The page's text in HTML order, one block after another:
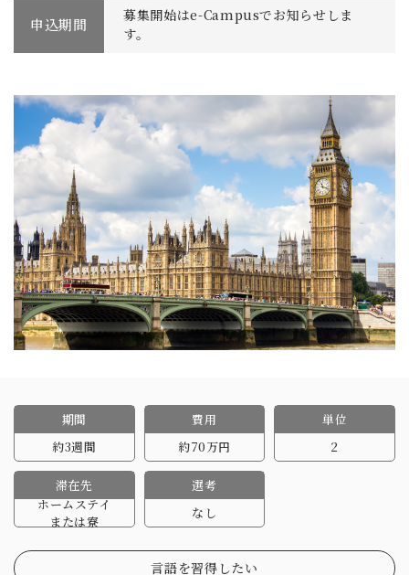
申込期間
募集開始はe-Campusでお知らせしま
す。
期間
約3週間
費用
約70万円
単位
2
滞在先
ホームステイ
または寮
選考
なし
言語を習得したい